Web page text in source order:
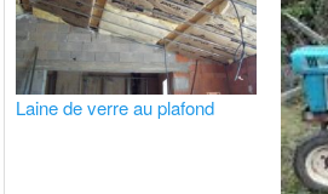
Laine de verre au plafond